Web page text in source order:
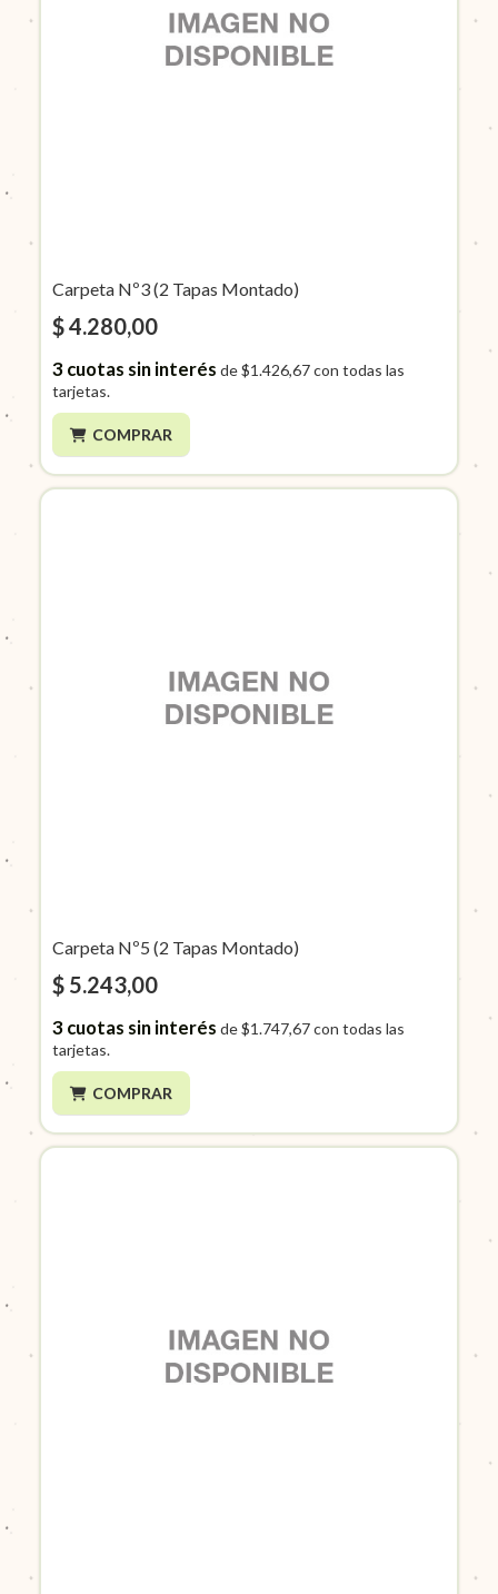
Carpeta Nº3 (2 Tapas Montado)
$ 4.280,00
3cuotas sin interés de$1.426,67con todas las
tarjetas.
COMPRAR
Carpeta Nº5 (2 Tapas Montado)
$ 5.243,00
3cuotas sin interés de$1.747,67con todas las
tarjetas.
COMPRAR